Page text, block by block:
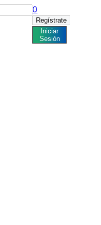
0
Regístrate
Iniciar
Sesión